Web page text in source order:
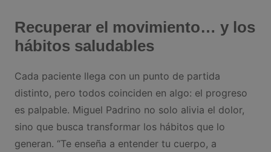
Recuperar el movimiento… y los
hábitos saludables
Cada paciente llega con un punto de partida
distinto, pero todos coinciden en algo: el progreso
es palpable. Miguel Padrino no solo alivia el dolor,
sino que busca transformar los hábitos que lo
generan. “Te enseña a entender tu cuerpo, a